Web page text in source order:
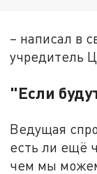
– написал в
учредитель
"Если
Ведущая
есть ли ещё
чем мы